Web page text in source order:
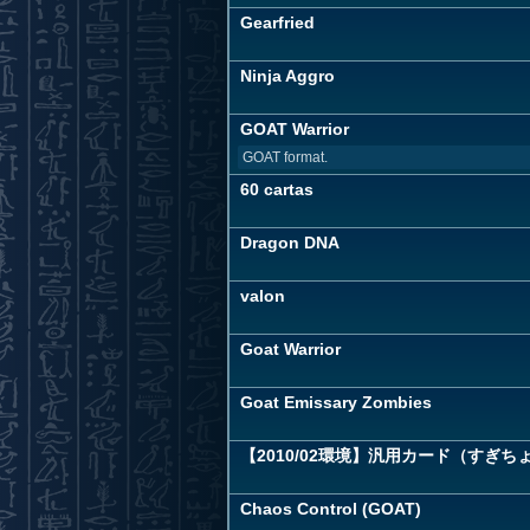
Gearfried
Ninja Aggro
GOAT Warrior
GOAT format.
60 cartas
Dragon DNA
valon
Goat Warrior
Goat Emissary Zombies
【2010/02環境】汎用カード（すぎち
Chaos Control (GOAT)